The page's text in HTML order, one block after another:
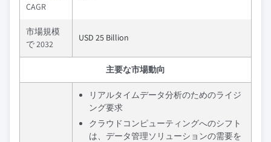
CAGR
市場規模
で 2032
USD 25 Billion
主要な市場動向
リアルタイムデータ分析のためのライジ
ング要求
クラウドコンピューティングへのシフト
は、データ管理ソリューションの需要を